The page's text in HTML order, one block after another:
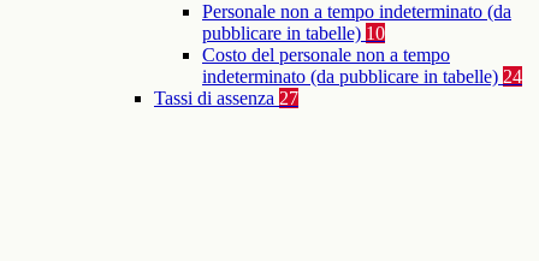
Personale non a tempo indeterminato (da
pubblicare in tabelle) 10
Costo del personale non a tempo
indeterminato (da pubblicare in tabelle) 24
Tassi di assenza 27